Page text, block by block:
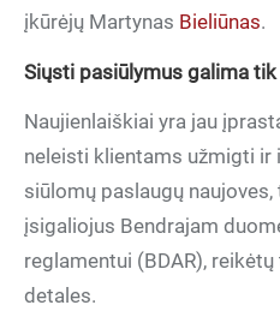
įkūrėjų Martynas Bieliūnas.
Siųsti pasiūlymus galima
Naujienlaiškiai yra jau
neleisti klientams užmigti
siūlomų paslaugų
įsigaliojus Bendrajam
reglamentui (BDAR),
detales.